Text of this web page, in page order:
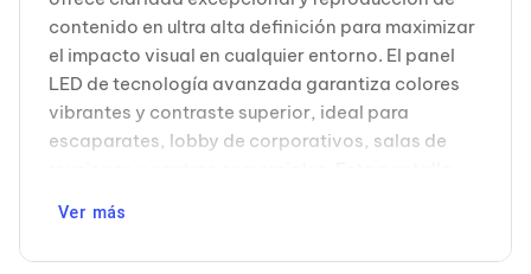
Memorias Flash
Componentes
Tarjetas de Expansión
Tarjetas PCI Express
Tarjetas de Sonido
Tarjetas PCI
Enfriamiento y Ventilación
Pasta Térmica
contenido en ultra alta definición para maximizar
el impacto visual en cualquier entorno. El panel
LED de tecnología avanzada garantiza colores
vibrantes y contraste superior, ideal para
escaparates, lobby de corporativos, salas de
proporciona acceso a aplicaciones inteligentes y
Ver más